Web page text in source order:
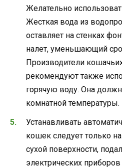
Желательно
Жесткая вода из
оставляет на стенках
налет, уменьшающий
Производители
рекомендуют также
горячую воду. Она
комнатной температуры.
Устанавливать
кошек следует только
сухой поверхности,
электрических